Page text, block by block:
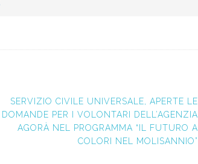
SERVIZIO CIVILE UNIVERSALE, APERTE LE
DOMANDE PER I VOLONTARI DELL’AGENZIA
AGORÀ NEL PROGRAMMA “IL FUTURO A
COLORI NEL MOLISANNIO”